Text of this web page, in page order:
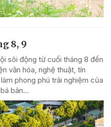
8, 9
sôi động từ cuối tháng 8 đến
văn hóa, nghệ thuật, tín
phong phú trải nghiệm của
bản...